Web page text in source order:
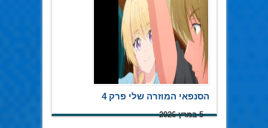
20 במאי 2026
הסנפאי המוזרה שלי פרק 4
5 במרץ 2026